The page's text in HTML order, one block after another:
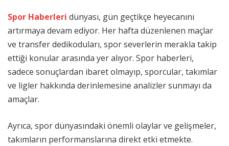
Spor Haberleri dünyası, gün geçtikçe heyecanını
artırmaya devam ediyor. Her hafta düzenlenen maçlar
ve transfer dedikoduları, spor severlerin merakla takip
ettiği konular arasında yer alıyor. Spor haberleri,
sadece sonuçlardan ibaret olmayıp, sporcular, takımlar
ve ligler hakkında derinlemesine analizler sunmayı da
amaçlar.
Ayrıca, spor dünyasındaki önemli olaylar ve gelişmeler,
takımların performanslarına direkt etki etmekte.